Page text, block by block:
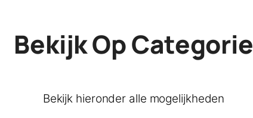
Bekijk Op Categorie
Bekijk hieronder alle mogelijkheden